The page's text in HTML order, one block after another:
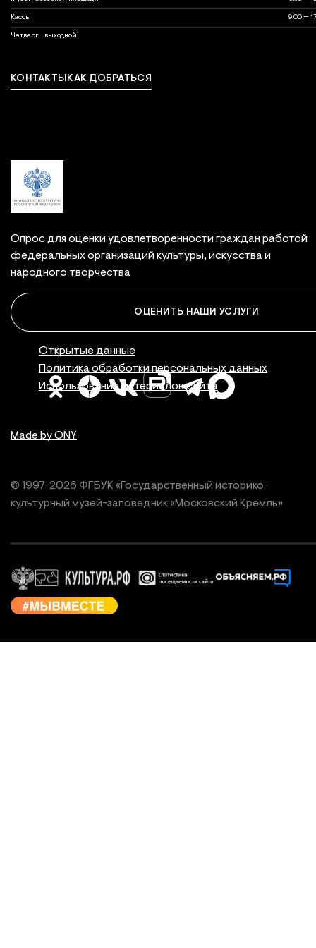
Кассы 9:00 —
Четверг - выходной
Связаться с нами
КОНТАКТЫКАК ДОБРАТЬСЯ
Опрос для оценки удовлетворенности граждан работой
федеральных организаций культуры, искусства и
народного творчества
ОЦЕНИТЬ НАШИ УСЛУГИ
Made by ONY
© 1997-2026 ФГБУК «Государственный историко-
культурный музей-заповедник «Московский Кремль»
Правовая
Открытые данные
Политика обработки персональных данных
Использование материалов сайта